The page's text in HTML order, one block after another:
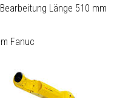
Länge 510 mm
Fanuc